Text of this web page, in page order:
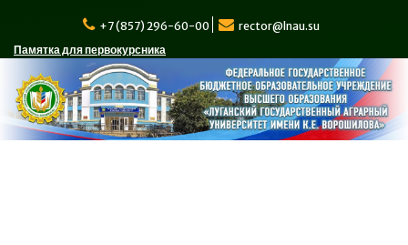
содержимому
+7 (857) 296-60-00
rector@lnau.su
Памятка для первокурсника